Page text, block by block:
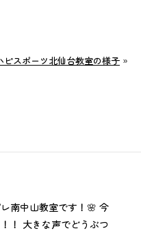
ピスポーツ北仙台教室の様子 »
南中山教室です！🌸 今
！ 大きな声でどうぶつ